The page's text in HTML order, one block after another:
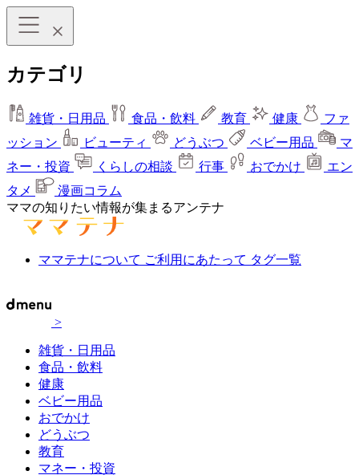
カテゴリ
雑貨・日用品 食品・飲料 教育 健康
ファ
ッション
ビューティ どうぶつ ベビー用品
マ
ネー・投資
くらしの相談 行事 おでかけ
エン
タメ
漫画コラム
ママの知りたい情報が集まるアンテナ
ママテナについて ご利用にあたって タグ一覧
>
雑貨・日用品
食品・飲料
健康
ベビー用品
おでかけ
どうぶつ
教育
マネー・投資